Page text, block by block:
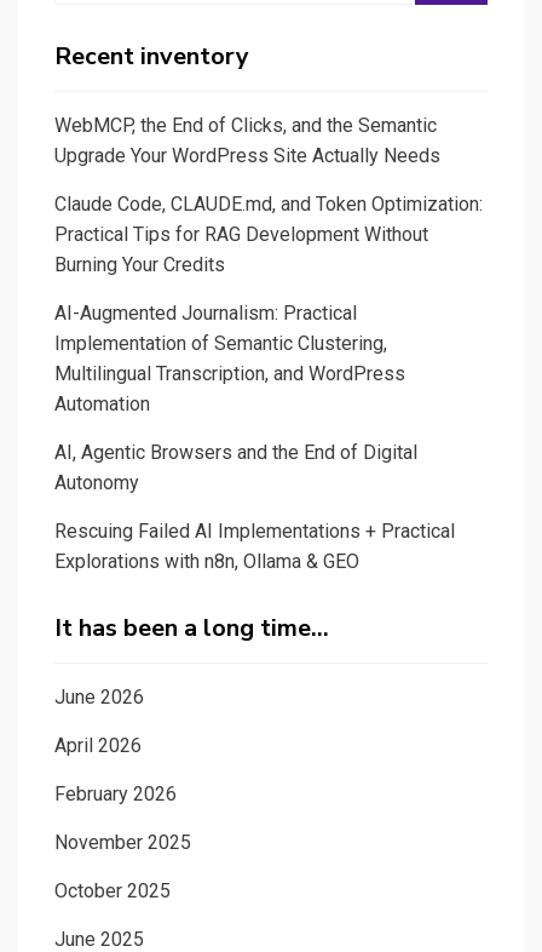
Recent inventory
WebMCP, the End of Clicks, and the Semantic
Upgrade Your WordPress Site Actually Needs
Claude Code, CLAUDE.md, and Token Optimization:
Practical Tips for RAG Development Without
Burning Your Credits
AI-Augmented Journalism: Practical
Implementation of Semantic Clustering,
Multilingual Transcription, and WordPress
Automation
AI, Agentic Browsers and the End of Digital
Autonomy
Rescuing Failed AI Implementations + Practical
Explorations with n8n, Ollama & GEO
It has been a long time…
June 2026
April 2026
February 2026
November 2025
October 2025
June 2025